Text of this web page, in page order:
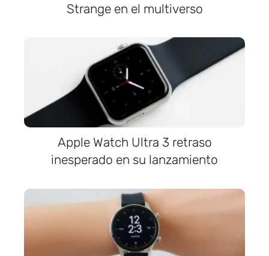
Strange en el multiverso
Apple Watch Ultra 3 retraso
inesperado en su lanzamiento